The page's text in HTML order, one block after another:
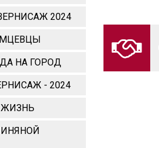
2024
НА ГОРОД
- 2024